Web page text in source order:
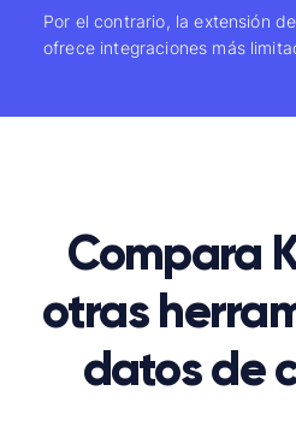
Por el contrario, la extensión
ofrece integraciones más
Compara
otras
datos de